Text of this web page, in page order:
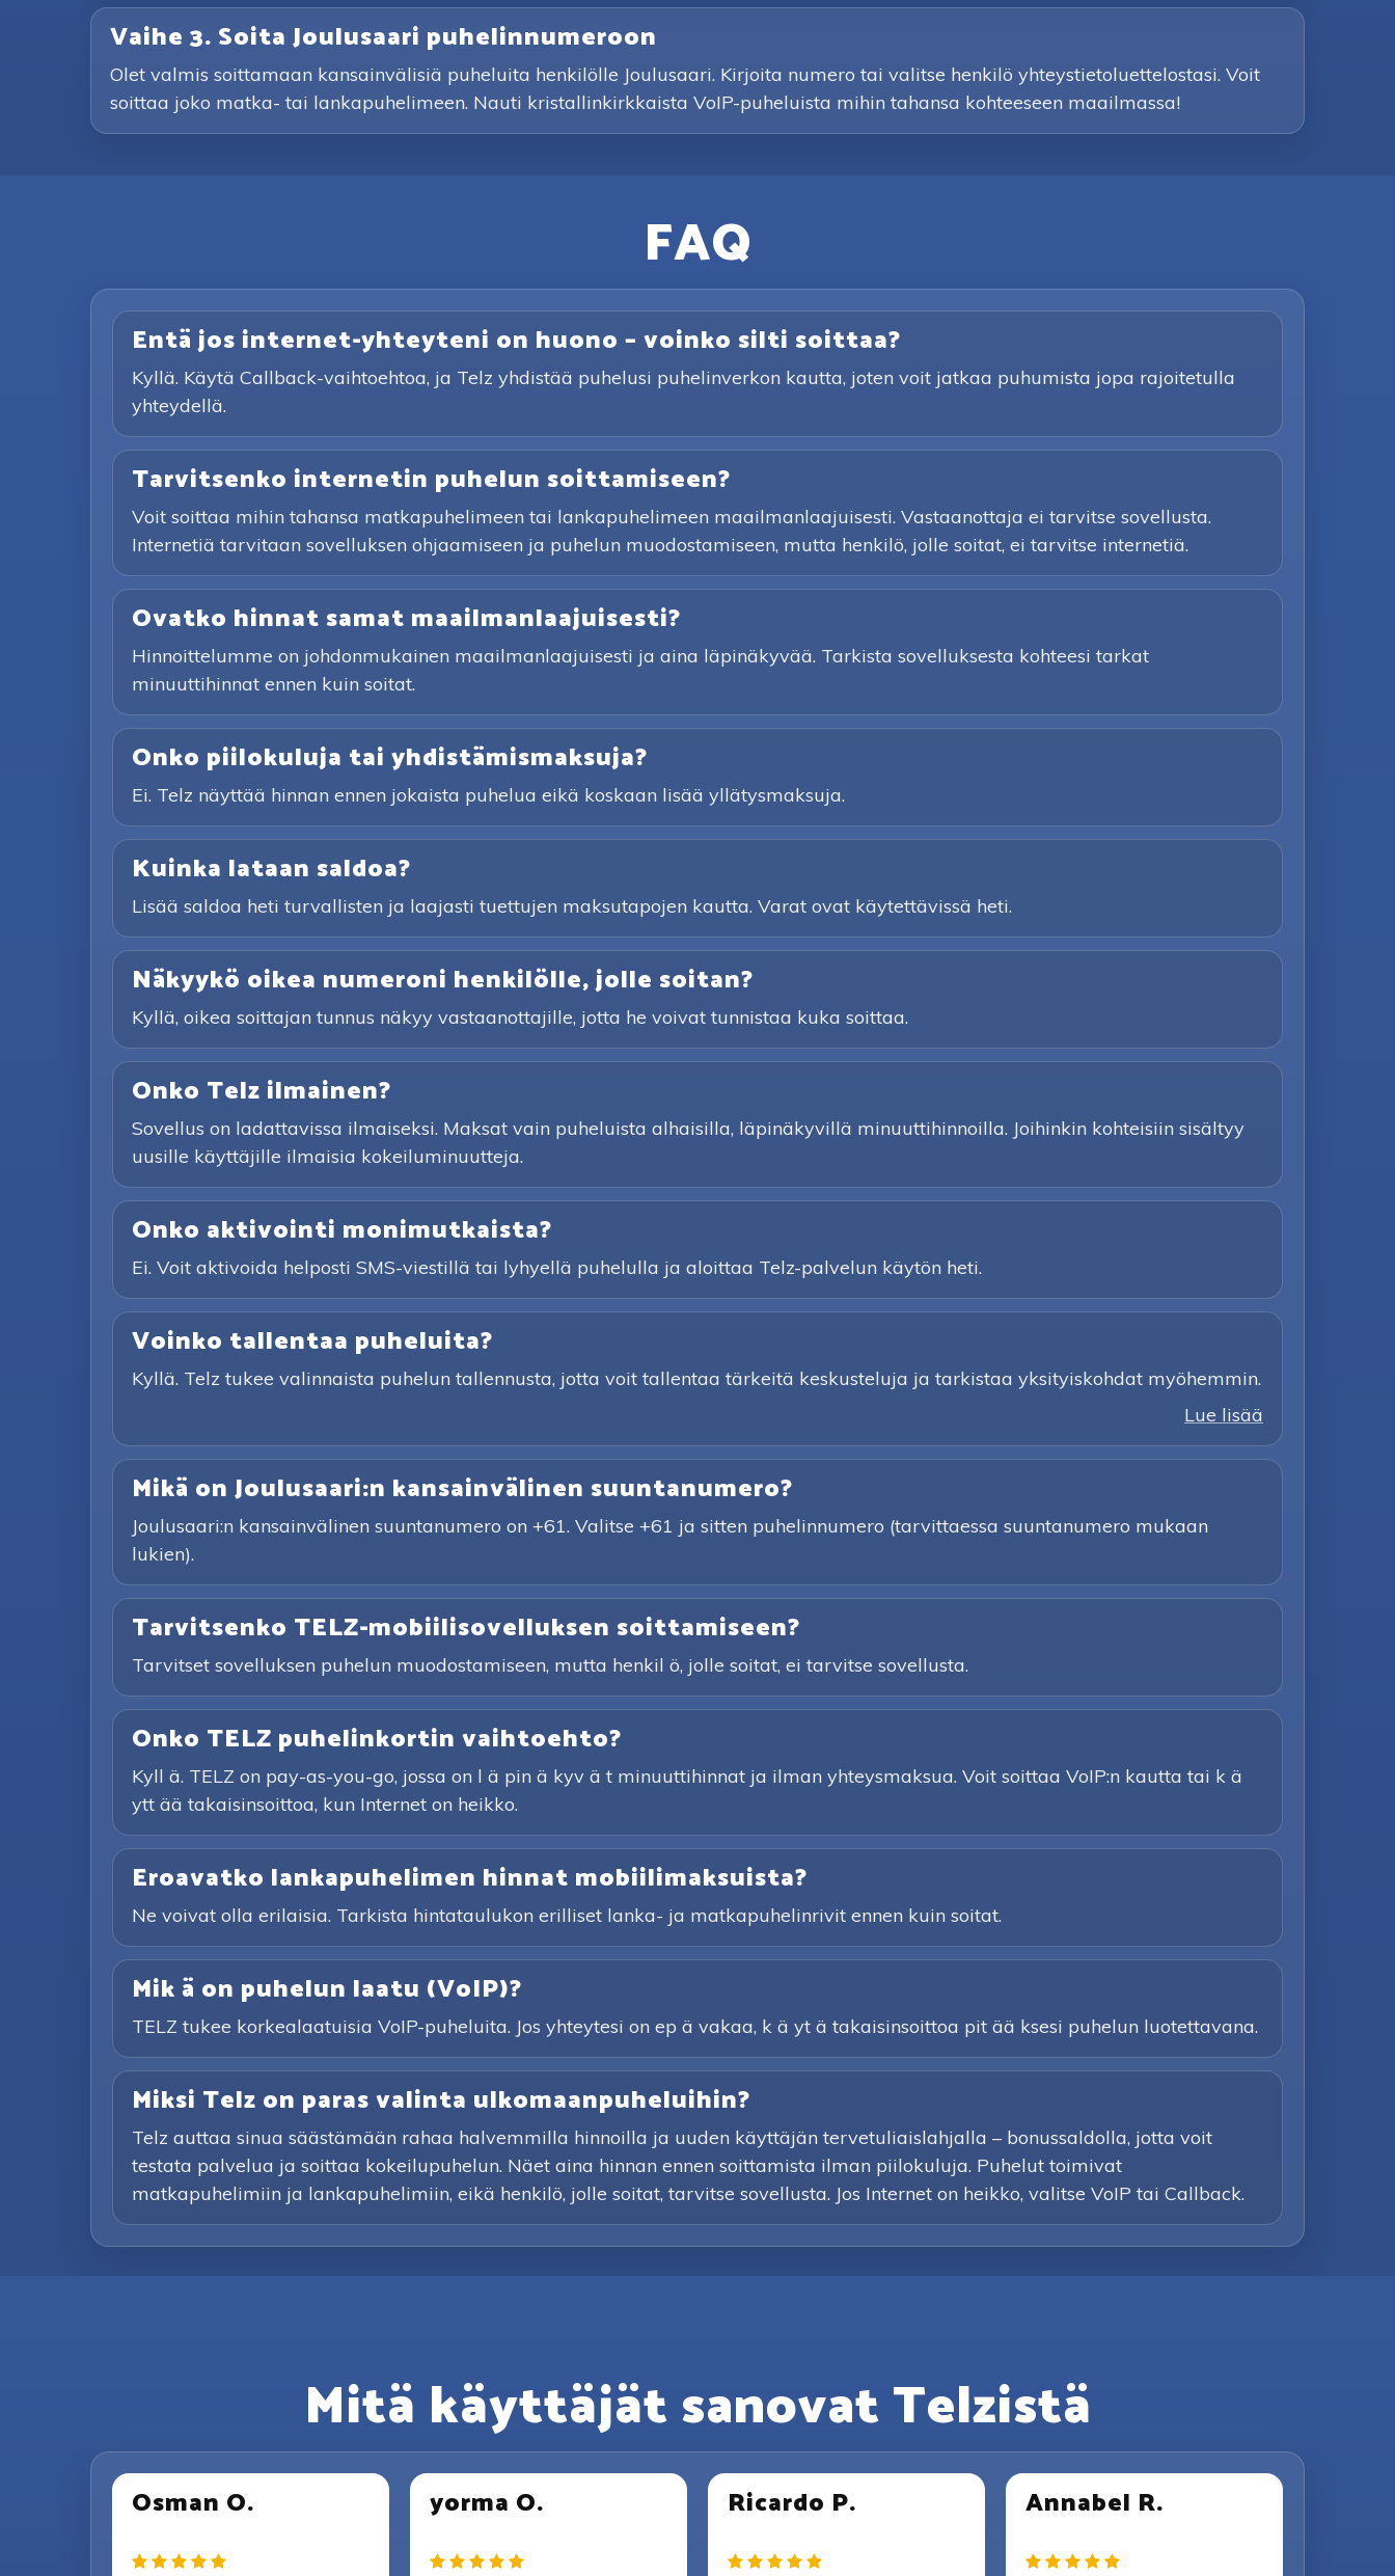
Vaihe 3. Soita Joulusaari puhelinnumeroon
Olet valmis soittamaan kansainvälisiä puheluita henkilölle Joulusaari. Kirjoita numero tai valitse henkilö yhteystietoluettelostasi. Voit
soittaa joko matka- tai lankapuhelimeen. Nauti kristallinkirkkaista VoIP-puheluista mihin tahansa kohteeseen maailmassa!
FAQ
Entä jos internet-yhteyteni on huono – voinko silti soittaa?
Kyllä. Käytä Callback-vaihtoehtoa, ja Telz yhdistää puhelusi puhelinverkon kautta, joten voit jatkaa puhumista jopa rajoitetulla
yhteydellä.
Tarvitsenko internetin puhelun soittamiseen?
Voit soittaa mihin tahansa matkapuhelimeen tai lankapuhelimeen maailmanlaajuisesti. Vastaanottaja ei tarvitse sovellusta.
Internetiä tarvitaan sovelluksen ohjaamiseen ja puhelun muodostamiseen, mutta henkilö, jolle soitat, ei tarvitse internetiä.
Ovatko hinnat samat maailmanlaajuisesti?
Hinnoittelumme on johdonmukainen maailmanlaajuisesti ja aina läpinäkyvää. Tarkista sovelluksesta kohteesi tarkat
minuuttihinnat ennen kuin soitat.
Onko piilokuluja tai yhdistämismaksuja?
Ei. Telz näyttää hinnan ennen jokaista puhelua eikä koskaan lisää yllätysmaksuja.
Kuinka lataan saldoa?
Lisää saldoa heti turvallisten ja laajasti tuettujen maksutapojen kautta. Varat ovat käytettävissä heti.
Näkyykö oikea numeroni henkilölle, jolle soitan?
Kyllä, oikea soittajan tunnus näkyy vastaanottajille, jotta he voivat tunnistaa kuka soittaa.
Onko Telz ilmainen?
Sovellus on ladattavissa ilmaiseksi. Maksat vain puheluista alhaisilla, läpinäkyvillä minuuttihinnoilla. Joihinkin kohteisiin sisältyy
uusille käyttäjille ilmaisia kokeiluminuutteja.
Onko aktivointi monimutkaista?
Ei. Voit aktivoida helposti SMS-viestillä tai lyhyellä puhelulla ja aloittaa Telz-palvelun käytön heti.
Voinko tallentaa puheluita?
Kyllä. Telz tukee valinnaista puhelun tallennusta, jotta voit tallentaa tärkeitä keskusteluja ja tarkistaa yksityiskohdat myöhemmin.
Lue lisää
Mikä on Joulusaari:n kansainvälinen suuntanumero?
Joulusaari:n kansainvälinen suuntanumero on +61. Valitse +61 ja sitten puhelinnumero (tarvittaessa suuntanumero mukaan
lukien).
Tarvitsenko TELZ-mobiilisovelluksen soittamiseen?
Tarvitset sovelluksen puhelun muodostamiseen, mutta henkil ö, jolle soitat, ei tarvitse sovellusta.
Onko TELZ puhelinkortin vaihtoehto?
Kyll ä. TELZ on pay-as-you-go, jossa on l ä pin ä kyv ä t minuuttihinnat ja ilman yhteysmaksua. Voit soittaa VoIP:n kautta tai k ä
ytt ää takaisinsoittoa, kun Internet on heikko.
Eroavatko lankapuhelimen hinnat mobiilimaksuista?
Ne voivat olla erilaisia. Tarkista hintataulukon erilliset lanka- ja matkapuhelinrivit ennen kuin soitat.
Mik ä on puhelun laatu (VoIP)?
TELZ tukee korkealaatuisia VoIP-puheluita. Jos yhteytesi on ep ä vakaa, k ä yt ä takaisinsoittoa pit ää ksesi puhelun luotettavana.
Miksi Telz on paras valinta ulkomaanpuheluihin?
Telz auttaa sinua säästämään rahaa halvemmilla hinnoilla ja uuden käyttäjän tervetuliaislahjalla – bonussaldolla, jotta voit
testata palvelua ja soittaa kokeilupuhelun. Näet aina hinnan ennen soittamista ilman piilokuluja. Puhelut toimivat
matkapuhelimiin ja lankapuhelimiin, eikä henkilö, jolle soitat, tarvitse sovellusta. Jos Internet on heikko, valitse VoIP tai Callback.
Mitä käyttäjät sanovat Telzistä
Osman O. yorma O. Ricardo P. Annabel R.